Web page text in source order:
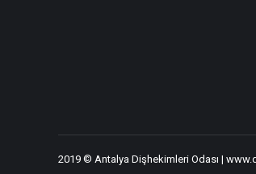
2019 © Antalya Dişhekimleri Odası |